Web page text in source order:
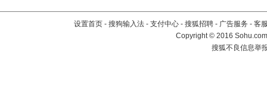
设置首页 - 搜狗输入法 - 支付中心 - 搜狐招聘 - 广告服务 - 客
Copyright©2016
搜狐不良信息举